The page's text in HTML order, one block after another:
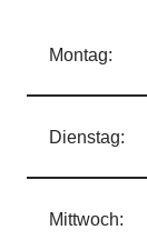
Montag:
Dienstag:
Mittwoch: